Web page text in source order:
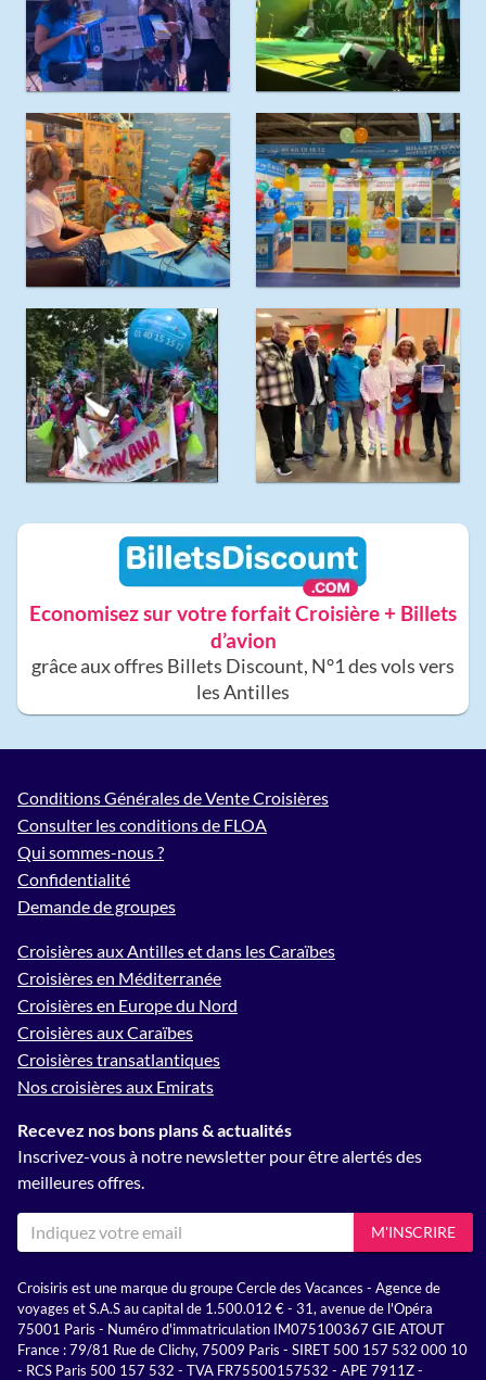
Economisez sur votre forfait Croisière + Billets
d’avion
grâce aux offres Billets Discount, N°1 des vols vers
les Antilles
Conditions Générales de Vente Croisières
Consulter les conditions de FLOA
Qui sommes-nous ?
Confidentialité
Demande de groupes
Croisières aux Antilles et dans les Caraïbes
Croisières en Méditerranée
Croisières en Europe du Nord
Croisières aux Caraïbes
Croisières transatlantiques
Nos croisières aux Emirats
Recevez nos bons plans & actualités
Inscrivez-vous à notre newsletter pour être alertés des
meilleures offres.
M'INSCRIRE
Croisiris est une marque du groupe Cercle des Vacances - Agence de
voyages et S.A.S au capital de 1.500.012 € - 31, avenue de l'Opéra
75001 Paris - Numéro d'immatriculation IM075100367 GIE ATOUT
France : 79/81 Rue de Clichy, 75009 Paris - SIRET 500 157 532 000 10
- RCS Paris 500 157 532 - TVA FR75500157532 - APE 7911Z -